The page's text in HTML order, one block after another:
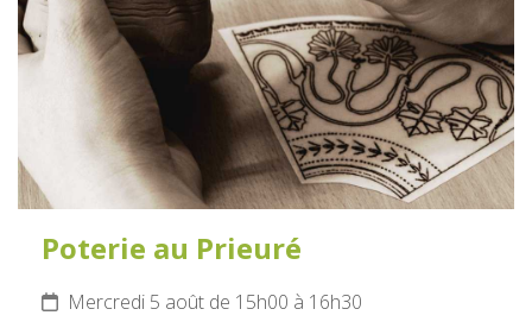
Poterie au Prieuré
Mercredi 5 août de 15h00 à 16h30